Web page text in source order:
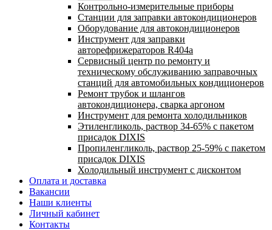
Контрольно-измерительные приборы
Станции для заправки автокондиционеров
Оборудование для автокондиционеров
Инструмент для заправки
авторефрижераторов R404a
Сервисный центр по ремонту и
техническому обслуживанию заправочных
станций для автомобильных кондиционеров
Ремонт трубок и шлангов
автокондиционера, сварка аргоном
Инструмент для ремонта холодильников
Этиленгликоль, раствор 34-65% с пакетом
присадок DIXIS
Пропиленгликоль, раствор 25-59% с пакетом
присадок DIXIS
Холодильный инструмент с дисконтом
Оплата и доставка
Вакансии
Наши клиенты
Личный кабинет
Контакты